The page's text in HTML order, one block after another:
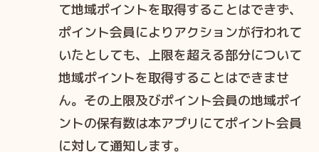
て地域ポイントを取得することはできず、
ポイント会員によりアクションが⾏われて
いたとしても、上限を超える部分について
地域ポイントを取得することはできませ
ん。その上限及びポイント会員の地域ポイ
ントの保有数は本アプリにてポイント会員
に対して通知します。